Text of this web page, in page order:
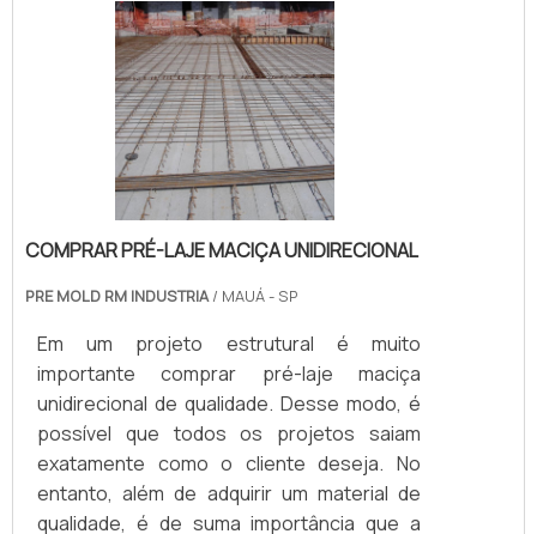
COMPRAR PRÉ-LAJE MACIÇA UNIDIRECIONAL
PRE MOLD RM INDUSTRIA/ MAUÁ - SP
Em um projeto estrutural é muito
importante comprar pré-laje maciça
unidirecional de qualidade. Desse modo, é
possível que todos os projetos saiam
exatamente como o cliente deseja. No
entanto, além de adquirir um material de
qualidade, é de suma importância que a